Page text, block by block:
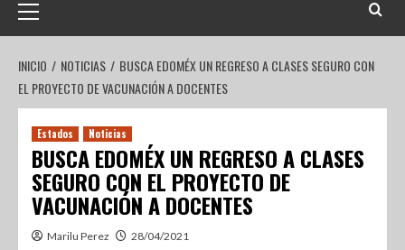
INICIO NOTICIAS
BUSCA EDOMÉX UN REGRESO A CLASES SEGURO CON
EL PROYECTO DE VACUNACIÓN A DOCENTES
Estados Noticias
BUSCA EDOMÉX UN REGRESO A CLASES
SEGURO CON EL PROYECTO DE
VACUNACIÓN A DOCENTES
Marilu Perez 28/04/2021